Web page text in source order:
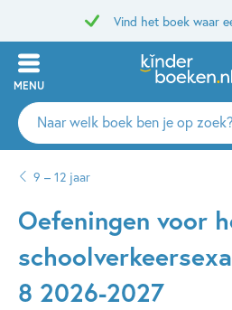
Vind het boek waar
MENU
Zoeken
naar
auteurs
uitgevers
9 – 12 jaar
Oefeningen voor
8 2026-2027